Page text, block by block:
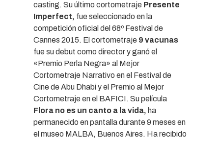
casting. Su último cortometraje Presente
Imperfect, fue seleccionado en la
competición oficial del 68º Festival de
Cannes 2015. El cortometraje 9 vacunas
fue su debut como director y ganó el
«Premio Perla Negra» al Mejor
Cortometraje Narrativo en el Festival de
Cine de Abu Dhabi y el Premio al Mejor
Cortometraje en el BAFICI. Su película
Flora no es un canto a la vida, ha
permanecido en pantalla durante 9 meses en
el museo MALBA, Buenos Aires. Ha recibido